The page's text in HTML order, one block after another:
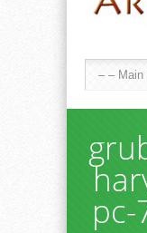
pc-